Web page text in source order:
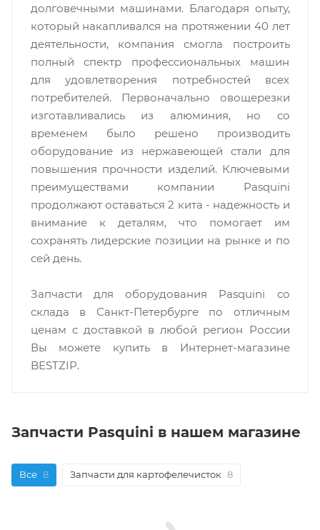
долговечными машинами. Благодаря опыту,
который накапливался на протяжении 40 лет
деятельности, компания смогла построить
полный спектр профессиональных машин
для удовлетворения потребностей всех
потребителей. Первоначально овощерезки
изготавливались из алюминия, но со
временем было решено производить
оборудование из нержавеющей стали для
повышения прочности изделий. Ключевыми
преимуществами компании Pasquini
продолжают оставаться 2 кита - надежность и
внимание к деталям, что помогает им
сохранять лидерские позиции на рынке и по
сей день.
Запчасти для оборудования Pasquini со
склада в Санкт-Петербурге по отличным
ценам c доставкой в любой регион России
Вы можете купить в Интернет-магазине
BESTZIP.
Запчасти Pasquini в нашем магазине
Все 8 Запчасти для картофелечисток 8